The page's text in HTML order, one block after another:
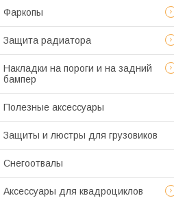
Фаркопы
Защита радиатора
Накладки на пороги и на задний
бампер
Полезные аксессуары
Защиты и люстры для грузовиков
Снегоотвалы
Аксессуары для квадроциклов